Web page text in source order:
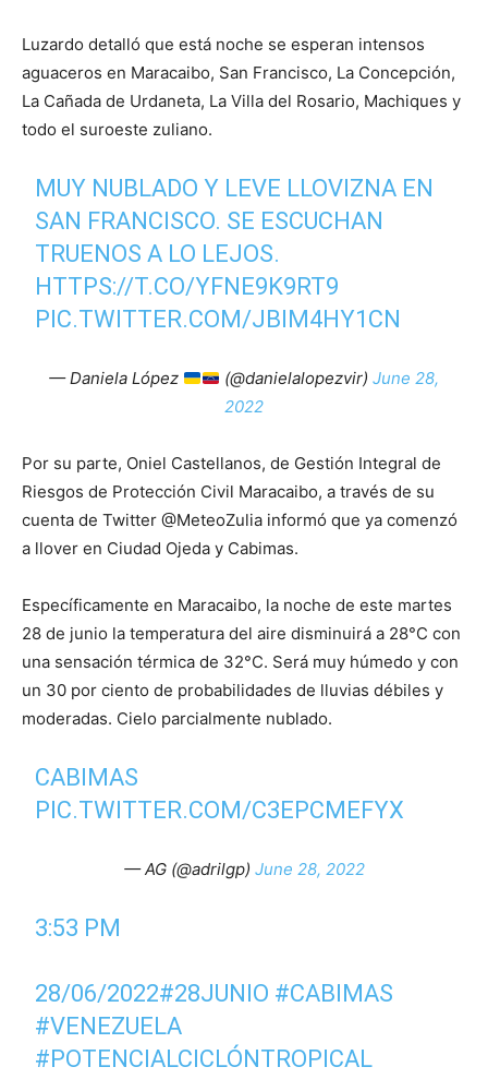
Luzardo detalló que está noche se esperan intensos
aguaceros en Maracaibo, San Francisco, La Concepción,
La Cañada de Urdaneta, La Villa del Rosario, Machiques y
todo el suroeste zuliano.
MUY NUBLADO Y LEVE LLOVIZNA EN
SAN FRANCISCO. SE ESCUCHAN
TRUENOS A LO LEJOS.
HTTPS://T.CO/YFNE9K9RT9
PIC.TWITTER.COM/JBIM4HY1CN
— Daniela López (@danielalopezvir)June 28,
2022
Por su parte, Oniel Castellanos, de Gestión Integral de
Riesgos de Protección Civil Maracaibo, a través de su
cuenta de Twitter @MeteoZulia informó que ya comenzó
a llover en Ciudad Ojeda y Cabimas.
Específicamente en Maracaibo, la noche de este martes
28 de junio la temperatura del aire disminuirá a 28°C con
una sensación térmica de 32°C. Será muy húmedo y con
un 30 por ciento de probabilidades de lluvias débiles y
moderadas. Cielo parcialmente nublado.
CABIMAS
PIC.TWITTER.COM/C3EPCMEFYX
— AG (@adrilgp) June 28, 2022
3:53 PM
28/06/2022#28JUNIO #CABIMAS
#VENEZUELA
#POTENCIALCICLÓNTROPICAL